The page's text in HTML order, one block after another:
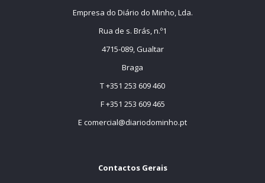
Empresa do Diário do Minho, Lda.
Rua de s. Brás, n.º1
4715-089, Gualtar
Braga
T +351 253 609 460
F +351 253 609 465
E comercial@diariodominho.pt
Contactos Gerais